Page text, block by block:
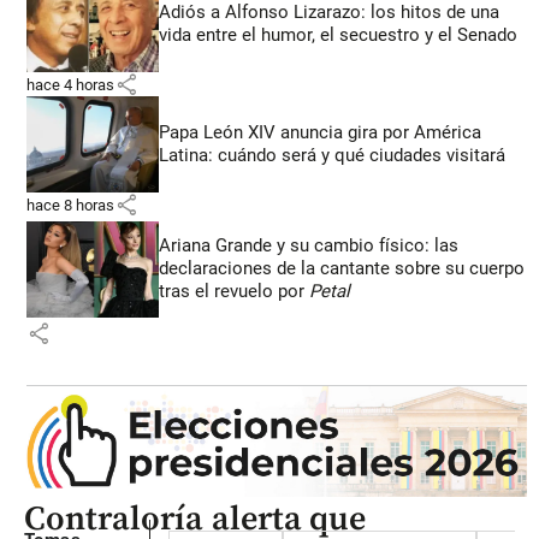
Adiós a Alfonso Lizarazo: los hitos de una
vida entre el humor, el secuestro y el Senado
hace 4 horas share
Papa León XIV anuncia gira por América
Latina: cuándo será y qué ciudades visitará
hace 8 horas share
Ariana Grande y su cambio físico: las
declaraciones de la cantante sobre su cuerpo
tras el revuelo por Petal
share
Contraloría alerta que